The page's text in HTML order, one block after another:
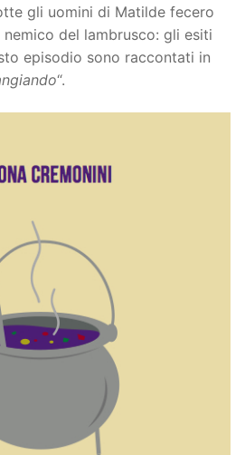
gli uomini di Matilde fecero
del lambrusco: gli esiti
episodio sono raccontati in
“.